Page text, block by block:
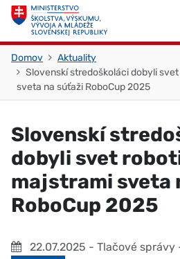
Skočiť na obsah
Domov
Aktuality
Slovenskí stredoškoláci dobyli
sveta na súťaži RoboCup 2025
Slovenskí
dobyli svet
majstrami sveta
RoboCup 2025
22.07.2025 - Tlačové správy
Skočiť na začiatok stránky